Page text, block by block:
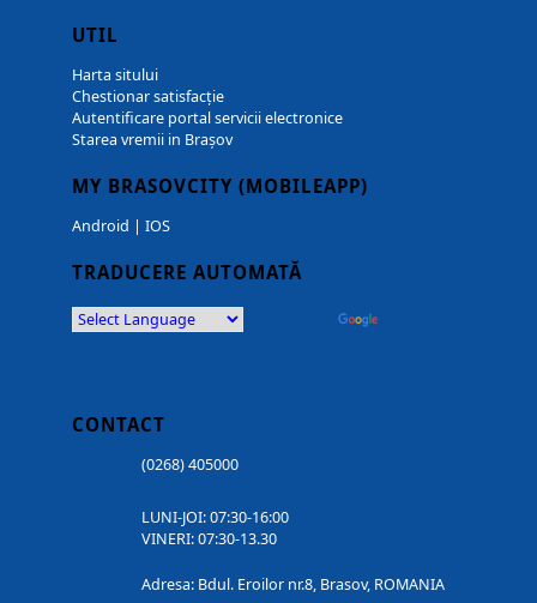
UTIL
Harta sitului
Chestionar satisfacție
Autentificare portal servicii electronice
Starea vremii in Brașov
MY BRASOVCITY (MOBILEAPP)
Android | IOS
TRADUCERE AUTOMATĂ
CONTACT
(0268) 405000
LUNI-JOI: 07:30-16:00
VINERI: 07:30-13.30
Adresa: Bdul. Eroilor nr.8, Brasov, ROMANIA